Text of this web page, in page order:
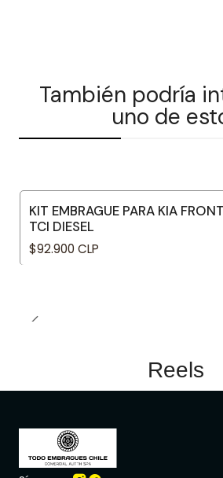
También podría
uno de
KIT EMBRAGUE PARA KIA
TCI DIESEL
$92.900 CLP
Reels